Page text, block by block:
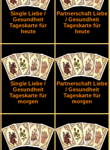
Single Liebe /
Gesundheit
Tageskarte für
heute
Partnerschaft Liebe
/ Gesundheit
Tageskarte für
heute
Single Liebe /
Gesundheit
Tageskarte für
morgen
Partnerschaft Liebe
/ Gesundheit
Tageskarte für
morgen